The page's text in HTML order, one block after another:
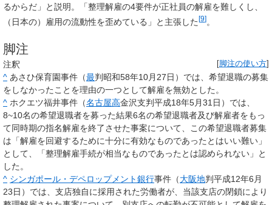
るからだ」と説明。「整理解雇の4要件が正社員の解雇を難しくし、
（日本の）雇用の流動性を歪めている」と主張した [9] 。
脚注
脚注の使い方
注釈
^ あさひ保育園事件（最判昭和58年10月27日）では、希望退職の募集
をしなかったことを理由の一つとして解雇を無効とした。
^ ホクエツ福井事件（名古屋高金沢支判平成18年5月31日）では、
8~10名の希望退職者を募った結果6名の希望退職者及び解雇者をもっ
て同時期の指名解雇を終了させた事案について、この希望退職者募集
は「解雇を回避するために十分に有効なものであったとはいい難い」
として、「整理解雇手続が相当なものであったとは認められない」と
した。
^ シンガポール・デペロップメント銀行事件（大阪地判平成12年6月
23日）では、支店独自に採用された労働者が、当該支店の閉鎖により